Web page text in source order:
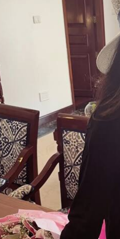
पर्सनल कार्नर
टॉप आर्टिकल्स
विश्व